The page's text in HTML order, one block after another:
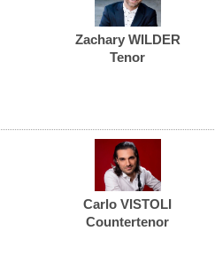
Zachary WILDER
Tenor
Carlo VISTOLI
Countertenor